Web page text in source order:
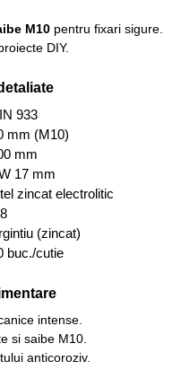
M10pentru fixari sigure.
DIY.
933
mm (M10)
mm
17 mm
zincat electrolitic
(zincat)
buc./cutie
intense.
si saibe M10.
anticoroziv.